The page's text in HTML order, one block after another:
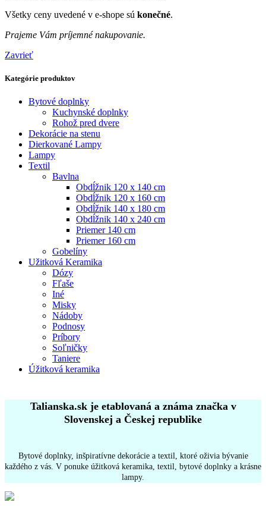
Všetky ceny uvedené v e-shope sú konečné.
Prajeme Vám príjemné nakupovanie.
Zavrieť
Kategórie produktov
Bytové doplnky
Kuchynské doplnky
Rohož pred dvere
Dekorácie na stenu
Dierkované Lampy
Lampy
Textil
Bavlna
Obdĺžnik 120 x 140 cm
Obdĺžnik 120 x 160 cm
Obdĺžnik 140 x 180 cm
Obdĺžnik 140 x 240 cm
Priemer 140 cm
Priemer 160 cm
Gobelíny
Užitková Keramika
Dózy
Fľaše
Iné
Misky
Nádoby
Podnosy
Príbory
Soľničky
Taniere
Úžitková keramika
Talianska.sk je etablovaná a známa značka v
Slovenskej a Českej republike
Bytové doplnky, inšpiratívne dekorácie a textil, ktoré oživia bývanie
každého z vás. V ponuke úžitková keramika, textil, bytové doplnky a krásne
lampy.